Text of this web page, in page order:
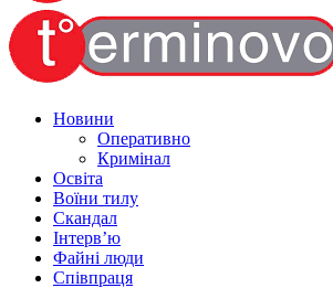
Новини
Оперативно
Кримінал
Освіта
Воїни тилу
Скандал
Інтерв’ю
Файні люди
Співпраця